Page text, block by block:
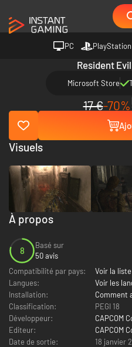
PC PlayStation
Resident
Microsoft Store
17 €-70%
À propos
8
Basé sur
50 avis
Compatibilité par pays:
Voir la liste
Langues:
Voir les
Installation:
Comment
Classification:
PEGI 18
Développeur:
CAPCOM
Editeur:
CAPCOM
Date de sortie:
18 janvier
Visuels